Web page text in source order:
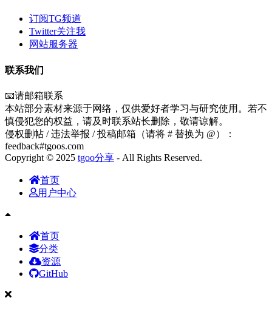
订阅TG频道
Twitter关注我
网站服务器
联系我们
📧请邮箱联系
本站部分素材来源于网络，仅供爱好者学习与研究使用。若不
慎侵犯您的权益，请及时联系站长删除，敬请谅解。
侵权删帖 / 违法举报 / 投稿邮箱（请将 # 替换为 @）：
feedback#tgoos.com
Copyright © 2025 tgoo分享 - All Rights Reserved.
首页
用户中心
首页
分类
资源
GitHub